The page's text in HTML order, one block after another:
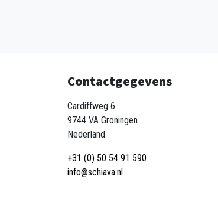
Contactgegevens
Cardiffweg 6
9744 VA Groningen
Nederland
+31 (0) 50 54 91 590
info@schiava.nl